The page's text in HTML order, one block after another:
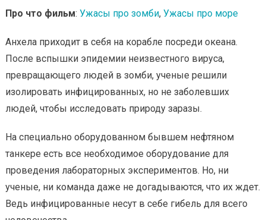
Про что фильм: Ужасы про зомби, Ужасы про море
Анхела приходит в себя на корабле посреди океана.
После вспышки эпидемии неизвестного вируса,
превращающего людей в зомби, ученые решили
изолировать инфицированных, но не заболевших
людей, чтобы исследовать природу заразы.
На специально оборудованном бывшем нефтяном
танкере есть все необходимое оборудование для
проведения лабораторных экспериментов. Но, ни
ученые, ни команда даже не догадываются, что их ждет.
Ведь инфицированные несут в себе гибель для всего